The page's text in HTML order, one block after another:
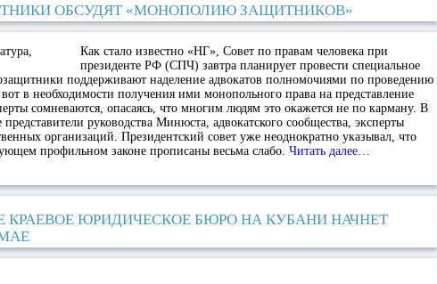
ОБСУДЯТ «МОНОПОЛИЮ ЗАЩИТНИКОВ»
Как стало известно «НГ», Совет по правам человека при
президенте РФ (СПЧ) завтра планирует провести специальное
поддерживают наделение адвокатов полномочиями по проведению
в необходимости получения ими монопольного права на представление
сомневаются, опасаясь, что многим людям это окажется не по карману. В
руководства Минюста, адвокатского сообщества, эксперты
организаций. Президентский совет уже неоднократно указывал, что
профильном законе прописаны весьма слабо. Читать далее…
КРАЕВОЕ ЮРИДИЧЕСКОЕ БЮРО НА КУБАНИ НАЧНЕТ